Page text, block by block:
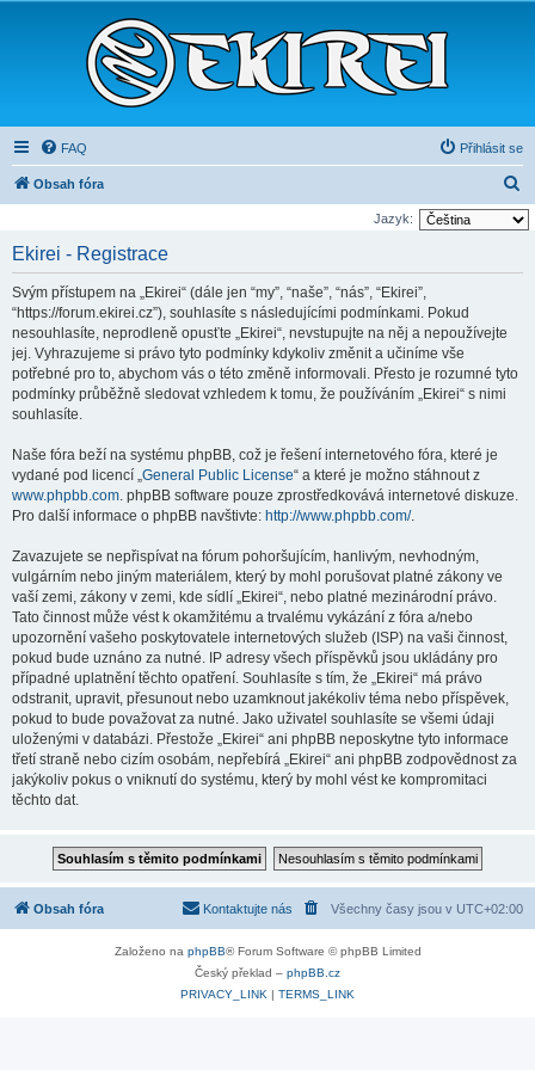
FAQ Přihlásit se
Obsah fóra
l
Jazyk:
Ekirei - Registrace
Svým přístupem na „Ekirei“ (dále jen “my”, “naše”, “nás”, “Ekirei”,
“https://forum.ekirei.cz”), souhlasíte s následujícími podmínkami. Pokud
nesouhlasíte, neprodleně opusťte „Ekirei“, nevstupujte na něj a nepoužívejte
jej. Vyhrazujeme si právo tyto podmínky kdykoliv změnit a učiníme vše
potřebné pro to, abychom vás o této změně informovali. Přesto je rozumné tyto
podmínky průběžně sledovat vzhledem k tomu, že používáním „Ekirei“ s nimi
souhlasíte.
Naše fóra beží na systému phpBB, což je řešení internetového fóra, které je
vydané pod licencí „General Public License“ a které je možno stáhnout z
www.phpbb.com. phpBB software pouze zprostředkovává internetové diskuze.
Pro další informace o phpBB navštivte: http://www.phpbb.com/.
Zavazujete se nepřispívat na fórum pohoršujícím, hanlivým, nevhodným,
vulgárním nebo jiným materiálem, který by mohl porušovat platné zákony ve
vaší zemi, zákony v zemi, kde sídlí „Ekirei“, nebo platné mezinárodní právo.
Tato činnost může vést k okamžitému a trvalému vykázání z fóra a/nebo
upozornění vašeho poskytovatele internetových služeb (ISP) na vaši činnost,
pokud bude uznáno za nutné. IP adresy všech příspěvků jsou ukládány pro
případné uplatnění těchto opatření. Souhlasíte s tím, že „Ekirei“ má právo
odstranit, upravit, přesunout nebo uzamknout jakékoliv téma nebo příspěvek,
pokud to bude považovat za nutné. Jako uživatel souhlasíte se všemi údaji
uloženými v databázi. Přestože „Ekirei“ ani phpBB neposkytne tyto informace
třetí straně nebo cizím osobám, nepřebírá „Ekirei“ ani phpBB zodpovědnost za
jakýkoliv pokus o vniknutí do systému, který by mohl vést ke kompromitaci
těchto dat.
Obsah fóra Všechny časy jsou v UTC+02:00
Kontaktujte nás
Založeno na phpBB® Forum Software © phpBB Limited
Český překlad – phpBB.cz
PRIVACY_LINK | TERMS_LINK